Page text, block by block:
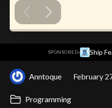
SPONSORED· Ship
Anntoque February
Programming